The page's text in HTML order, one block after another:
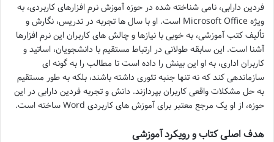
فردین دارابی، نامی شناخته شده در حوزه آموزش نرم افزارهای کاربردی، به
ویژه Microsoft Office است. او با سال ها تجربه در تدریس، نگارش و
تألیف کتب آموزشی، به خوبی با نیازها و چالش های کاربران این نرم افزارها
آشنا است. این سابقه طولانی در ارتباط مستقیم با دانشجویان، اساتید و
کاربران اداری، به او این بینش را داده است تا مطالب را به گونه ای
سازماندهی کند که نه تنها جنبه تئوری داشته باشند، بلکه به طور مستقیم
به حل مشکلات واقعی کاربران بپردازند. دانش و تجربه فردین دارابی در این
حوزه، از او یک مرجع معتبر برای آموزش های کاربردی Word ساخته است.
هدف اصلی کتاب و رویکرد آموزشی